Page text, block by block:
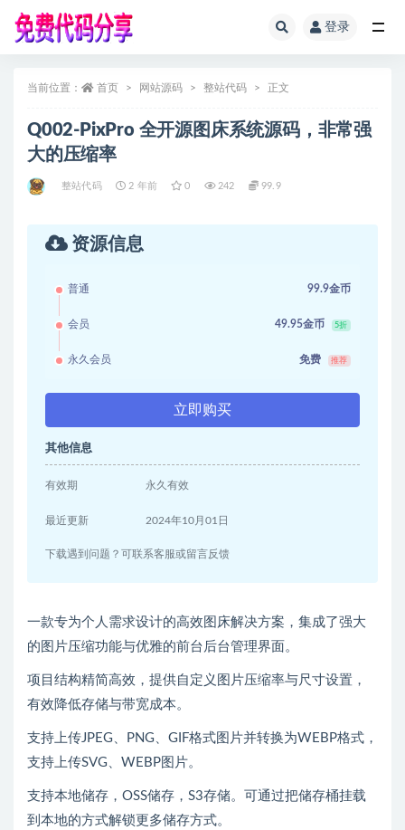
登录
当前位置： 首页 网站源码 整站代码 正文
Q002-PixPro 全开源图床系统源码，非常强
大的压缩率
整站代码 2 年前 0 242 99.9
资源信息
普通 99.9金币
会员 49.95金币 5折
永久会员 免费 推荐
立即购买
其他信息
有效期 永久有效
最近更新 2024年10月01日
下载遇到问题？可联系客服或留言反馈
一款专为个人需求设计的高效图床解决方案，集成了强大
的图片压缩功能与优雅的前台后台管理界面。
项目结构精简高效，提供自定义图片压缩率与尺寸设置，
有效降低存储与带宽成本。
支持上传JPEG、PNG、GIF格式图片并转换为WEBP格式，
支持上传SVG、WEBP图片。
支持本地储存，OSS储存，S3存储。可通过把储存桶挂载
到本地的方式解锁更多储存方式。